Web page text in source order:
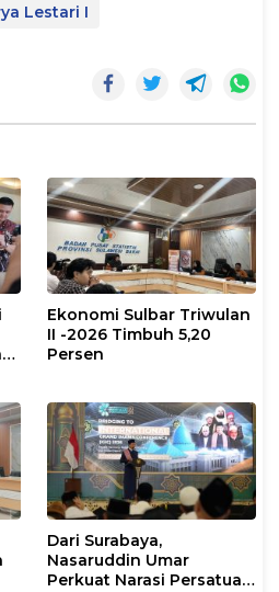
Lestari I
Ekonomi Sulbar Triwulan
II -2026 Timbuh 5,20
Persen
Dari Surabaya,
Nasaruddin Umar
Perkuat Narasi Persatuan